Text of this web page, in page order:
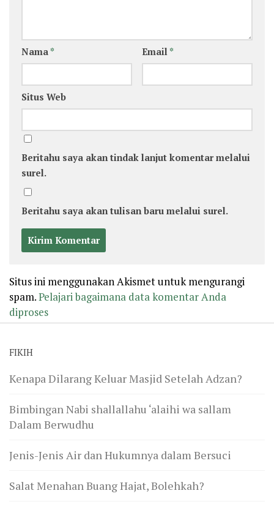
Nama * Email *
Situs Web
Beritahu saya akan tindak lanjut komentar melalui
surel.
Beritahu saya akan tulisan baru melalui surel.
Situs ini menggunakan Akismet untuk mengurangi
spam.Pelajari bagaimana data komentar Anda
diproses
FIKIH
Kenapa Dilarang Keluar Masjid Setelah Adzan?
Bimbingan Nabi shallallahu ‘alaihi wa sallam
Dalam Berwudhu
Jenis-Jenis Air dan Hukumnya dalam Bersuci
Salat Menahan Buang Hajat, Bolehkah?